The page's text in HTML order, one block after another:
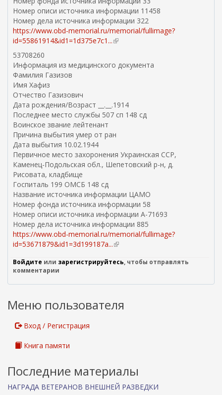
Номер описи источника информации 11458
Номер дела источника информации 322
https://www.obd-memorial.ru/memorial/fullimage?
id=55861914&id1=1d375e7c1...(
е
я
я
ы
к
а
53708260
Информация из медицинского документа
Фамилия Газизов
Имя Хафиз
Отчество Газизович
Дата рождения/Возраст __.__.1914
Последнее место службы 507 сп 148 сд
Воинское звание лейтенант
Причина выбытия умер от ран
Дата выбытия 10.02.1944
Первичное место захоронения Украинская ССР,
Каменец-Подольская обл., Шепетовский р-н, д.
Рисовата, кладбище
Госпиталь 199 ОМСБ 148 сд
Название источника информации ЦАМО
Номер фонда источника информации 58
Номер описи источника информации А-71693
Номер дела источника информации 885
https://www.obd-memorial.ru/memorial/fullimage?
id=53671879&id1=3d199187a...(
н
ш
я
а
)
Войдите или зарегистрируйтесь, чтобы отправлять
комментарии
Меню пользователя
Вход / Регистрация
Книга памяти
Последние материалы
НАГРАДА ВЕТЕРАНОВ ВНЕШНЕЙ РАЗВЕДКИ